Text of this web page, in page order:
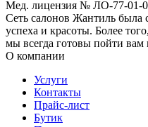
Мед. лицензия № ЛО-77-01-
Сеть салонов Жантиль была
успеха и красоты. Более
мы всегда готовы пойти вам
О компании
Услуги
Контакты
Прайс-лист
Бутик